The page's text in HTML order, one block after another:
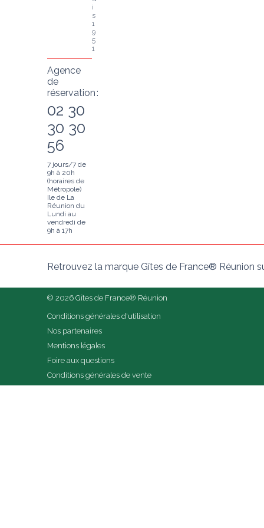
i
s
1
9
5
1
Agence
de
réservation :
02 30
30 30
56
7 jours/7 de
9h à 20h
(horaires de
Métropole)
Ile de La
Réunion du
Lundi au
vendredi de
9h à 17h
Retrouvez la marque Gîtes de France® Réunion
© 2026 Gîtes de France® Réunion
Conditions générales d'utilisation
Nos partenaires
Mentions légales
Foire aux questions
Conditions générales de vente